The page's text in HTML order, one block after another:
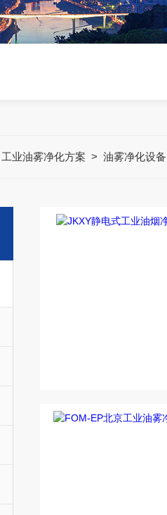
工业油雾净化方案 >油雾净化设备